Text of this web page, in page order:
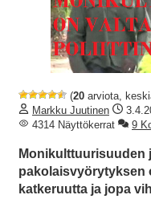
(20 arviota,
Markku Juutinen
4314 Näyttökerrat
9
Monikulttuurisuuden
pakolaisvyörytyksen
katkeruutta ja jopa